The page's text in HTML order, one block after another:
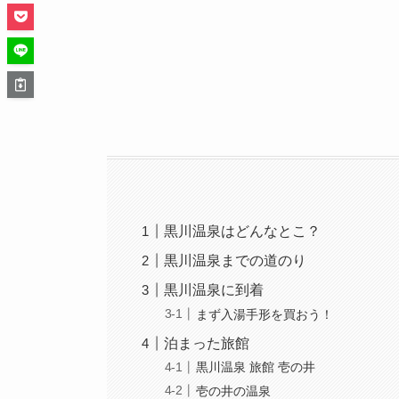
黒川温泉はどんなとこ？
黒川温泉までの道のり
黒川温泉に到着
まず入湯手形を買おう！
泊まった旅館
黒川温泉 旅館 壱の井
壱の井の温泉